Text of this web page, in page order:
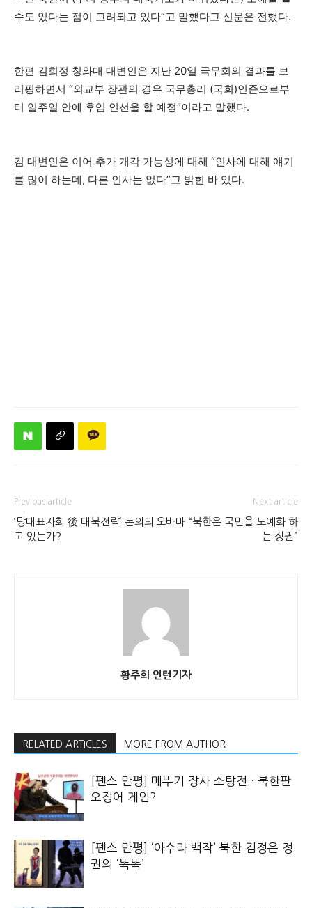
수도 있다는 점이 고려되고 있다”고 말했다고 신문은 전했다.
한편 김희정 청와대 대변인은 지난 20일 국무회의 결과를 브
리핑하면서 “외교부 장관의 경우 국무총리 (국회)인준으로부
터 일주일 안에 후임 인선을 할 예정”이라고 말했다.
김 대변인은 이어 추가 개각 가능성에 대해 “인사에 대해 얘기
를 많이 하는데, 다른 인사는 없다”고 밝힌 바 있다.
Previous article
‘당대표자회 後 대북전략’ 논의되
고 있는가?
Next article
오바마 “북한은 국민을 노예화 하
는 정권”
황주희 인턴기자
RELATED ARTICLES MORE FROM AUTHOR
[펜스 만평] 메뚜기 장사 소탕전…북한판
오징어 게임?
[펜스 만평] ‘아수라 백작’ 북한 김정은 정
권의 ‘똑똑’